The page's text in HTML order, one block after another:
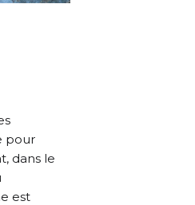
pour
dans le
est